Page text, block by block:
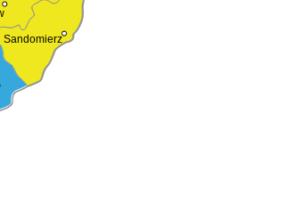
Sandomierz